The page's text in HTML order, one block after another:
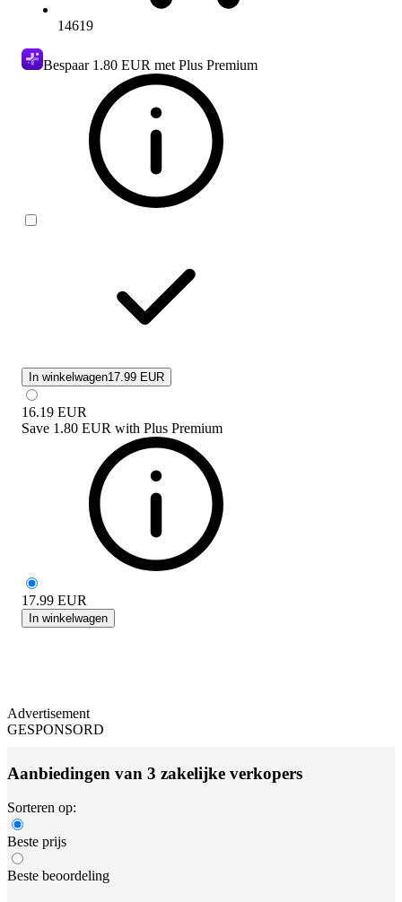
14619
Bespaar 1.80 EUR met Plus Premium
In winkelwagen17.99 EUR
16.19 EUR
Save 1.80 EUR with Plus Premium
17.99 EUR
In winkelwagen
Advertisement
GESPONSORD
Aanbiedingen van 3 zakelijke verkopers
Sorteren op:
Beste prijs
Beste beoordeling